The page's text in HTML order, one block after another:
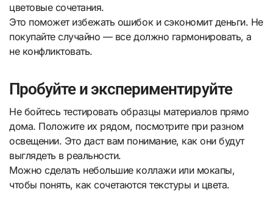
цветовые сочетания.
Это поможет избежать ошибок и сэкономит деньги. Не
покупайте случайно — все должно гармонировать, а
не конфликтовать.
Пробуйте и экспериментируйте
Не бойтесь тестировать образцы материалов прямо
дома. Положите их рядом, посмотрите при разном
освещении. Это даст вам понимание, как они будут
выглядеть в реальности.
Можно сделать небольшие коллажи или мокапы,
чтобы понять, как сочетаются текстуры и цвета.